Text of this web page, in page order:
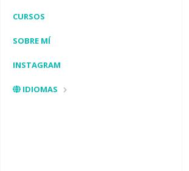
CURSOS
SOBRE MÍ
INSTAGRAM
IDIOMAS